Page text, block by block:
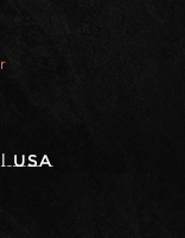
USA